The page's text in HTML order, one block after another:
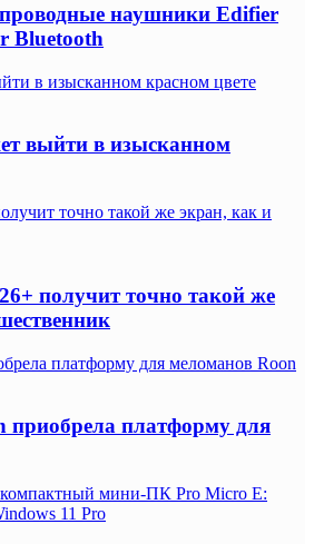
наушники Edifier
Bluetooth
в изысканном красном цвете
выйти в изысканном
точно такой же экран, как и
получит точно такой же
платформу для меломанов Roon
платформу для
мини-ПК Pro Micro E:
11 Pro